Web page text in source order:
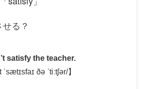
る？
satisfy the teacher.
ðə ˈtiːtʃər/】